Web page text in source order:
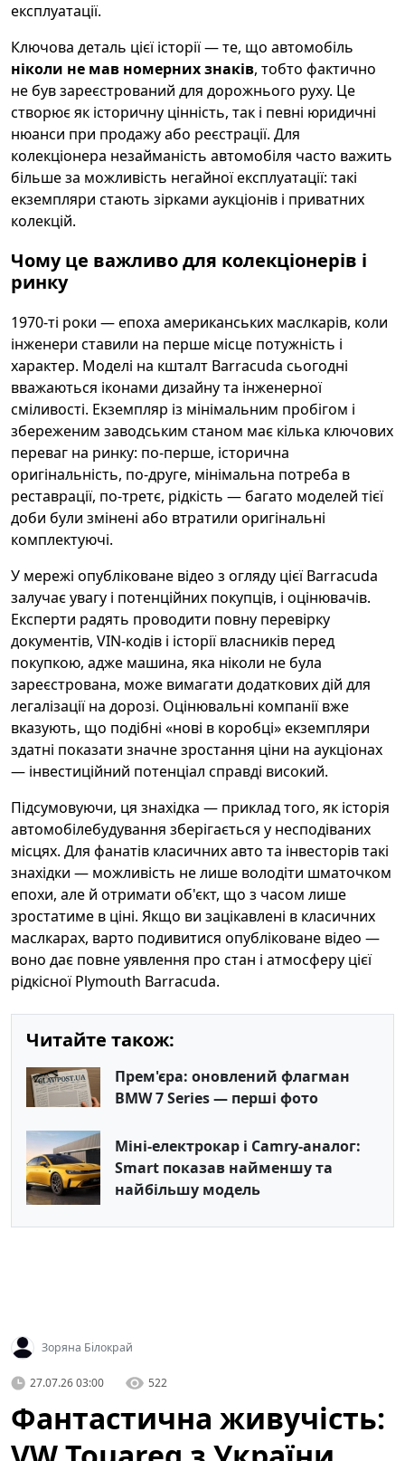
експлуатації.
Ключова деталь цієї історії — те, що автомобіль
ніколи не мав номерних знаків, тобто фактично
не був зареєстрований для дорожнього руху. Це
створює як історичну цінність, так і певні юридичні
нюанси при продажу або реєстрації. Для
колекціонера незайманість автомобіля часто важить
більше за можливість негайної експлуатації: такі
екземпляри стають зірками аукціонів і приватних
колекцій.
Чому це важливо для колекціонерів і
ринку
1970-ті роки — епоха американських маслкарів, коли
інженери ставили на перше місце потужність і
характер. Моделі на кшталт Barracuda сьогодні
вважаються іконами дизайну та інженерної
сміливості. Екземпляр із мінімальним пробігом і
збереженим заводським станом має кілька ключових
переваг на ринку: по-перше, історична
оригінальність, по-друге, мінімальна потреба в
реставрації, по-третє, рідкість — багато моделей тієї
доби були змінені або втратили оригінальні
комплектуючі.
У мережі опубліковане відео з огляду цієї Barracuda
залучає увагу і потенційних покупців, і оцінювачів.
Експерти радять проводити повну перевірку
документів, VIN-кодів і історії власників перед
покупкою, адже машина, яка ніколи не була
зареєстрована, може вимагати додаткових дій для
легалізації на дорозі. Оцінювальні компанії вже
вказують, що подібні «нові в коробці» екземпляри
здатні показати значне зростання ціни на аукціонах
— інвестиційний потенціал справді високий.
Підсумовуючи, ця знахідка — приклад того, як історія
автомобілебудування зберігається у несподіваних
місцях. Для фанатів класичних авто та інвесторів такі
знахідки — можливість не лише володіти шматочком
епохи, але й отримати об'єкт, що з часом лише
зростатиме в ціні. Якщо ви зацікавлені в класичних
маслкарах, варто подивитися опубліковане відео —
воно дає повне уявлення про стан і атмосферу цієї
рідкісної Plymouth Barracuda.
Читайте також:
Прем'єра: оновлений флагман
BMW 7 Series — перші фото
Міні-електрокар і Camry‑аналог:
Smart показав найменшу та
найбільшу модель
Зоряна Білокрай
27.07.26 03:00 522
Фантастична живучість: